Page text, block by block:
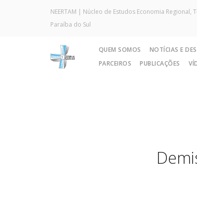
NEERTAM | Núcleo de Estudos Economia
Paraíba do Sul
QUEM SOMOS NOTÍCIAS E
PARCEIROS
PUBLICAÇÕES